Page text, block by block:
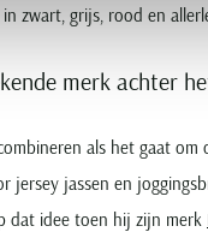
zwart, grijs, rood en
merk achter
als het gaat om
jersey jassen en
dat idee toen hij zijn merk